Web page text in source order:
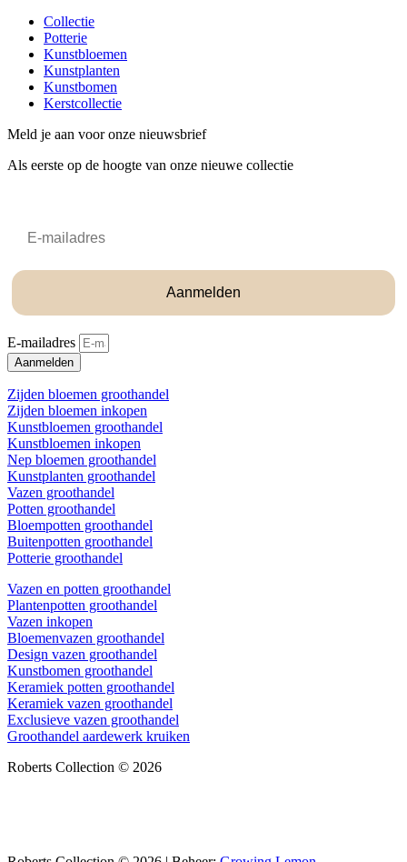
Collectie
Potterie
Kunstbloemen
Kunstplanten
Kunstbomen
Kerstcollectie
Meld je aan voor onze nieuwsbrief
Als eerste op de hoogte van onze nieuwe collectie
Aanmelden
E-mailadres
Aanmelden
Zijden bloemen groothandel
Zijden bloemen inkopen
Kunstbloemen groothandel
Kunstbloemen inkopen
Nep bloemen groothandel
Kunstplanten groothandel
Vazen groothandel
Potten groothandel
Bloempotten groothandel
Buitenpotten groothandel
Potterie groothandel
Vazen en potten groothandel
Plantenpotten groothandel
Vazen inkopen
Bloemenvazen groothandel
Design vazen groothandel
Kunstbomen groothandel
Keramiek potten groothandel
Keramiek vazen groothandel
Exclusieve vazen groothandel
Groothandel aardewerk kruiken
Roberts Collection © 2026